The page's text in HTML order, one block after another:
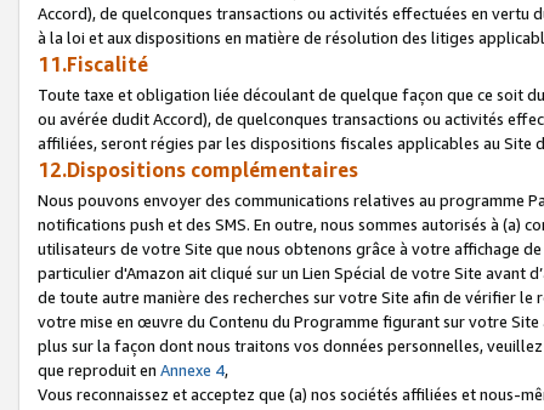
Accord), de quelconques transactions ou activités effectuées en vertu
à la loi et aux dispositions en matière de résolution des litiges
11.Fiscalité
Toute taxe et obligation liée découlant de quelque façon que ce soit
ou avérée dudit Accord), de quelconques transactions ou activités
affiliées, seront régies par les dispositions fiscales applicables au Site
12.Dispositions complémentaires
Nous pouvons envoyer des communications relatives au programme
notifications push et des SMS. En outre, nous sommes autorisés à
utilisateurs de votre Site que nous obtenons grâce à votre affichage
particulier d'Amazon ait cliqué sur un Lien Spécial de votre Site avant
de toute autre manière des recherches sur votre Site afin de vérifier
votre mise en œuvre du Contenu du Programme figurant sur votre
plus sur la façon dont nous traitons vos données personnelles,
que reproduit en Annexe 4,
Vous reconnaissez et acceptez que (a) nos sociétés affiliées et nous-